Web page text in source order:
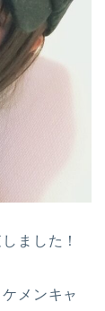
ました！
メンキャ